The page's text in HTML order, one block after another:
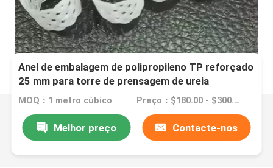
Anel de embalagem de polipropileno TP reforçado
25 mm para torre de prensagem de ureia
MOQ：1 metro cúbico Preço：$180.00 - $300.00/ cubic meter
Melhor preço Contacte-nos